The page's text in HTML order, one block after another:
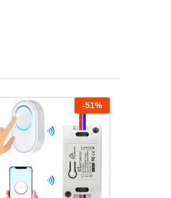
-51%